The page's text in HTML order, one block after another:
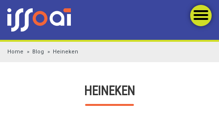
Home Blog Heineken
HEINEKEN